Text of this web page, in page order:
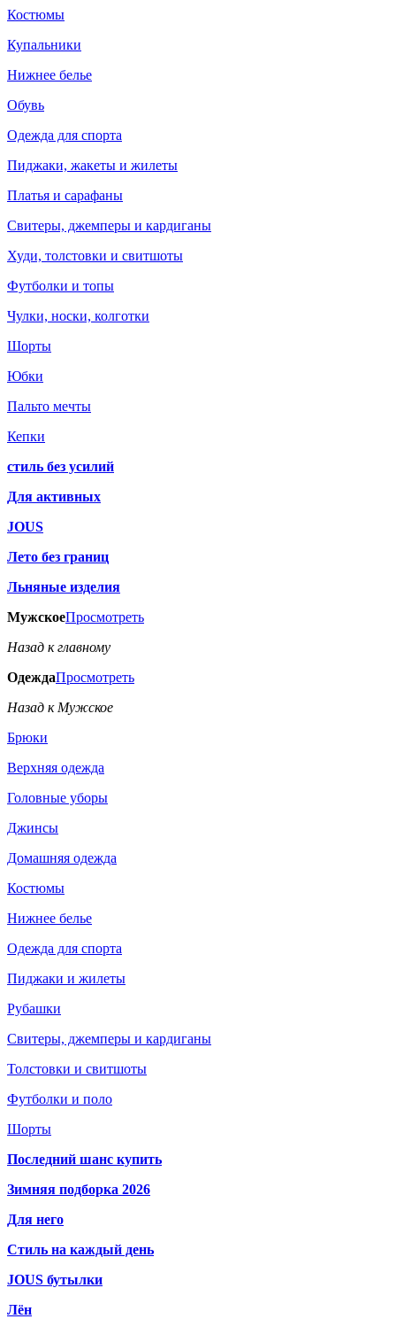
Костюмы
Купальники
Нижнее белье
Обувь
Одежда для спорта
Пиджаки, жакеты и жилеты
Платья и сарафаны
Свитеры, джемперы и кардиганы
Худи, толстовки и свитшоты
Футболки и топы
Чулки, носки, колготки
Шорты
Юбки
Пальто мечты
Кепки
стиль без усилий
Для активных
JOUS
Лето без границ
Льняные изделия
МужскоеПросмотреть
Назад к главному
ОдеждаПросмотреть
Назад к Мужское
Брюки
Верхняя одежда
Головные уборы
Джинсы
Домашняя одежда
Костюмы
Нижнее белье
Одежда для спорта
Пиджаки и жилеты
Рубашки
Свитеры, джемперы и кардиганы
Толстовки и свитшоты
Футболки и поло
Шорты
Последний шанс купить
Зимняя подборка 2026
Для него
Стиль на каждый день
JOUS бутылки
Лён